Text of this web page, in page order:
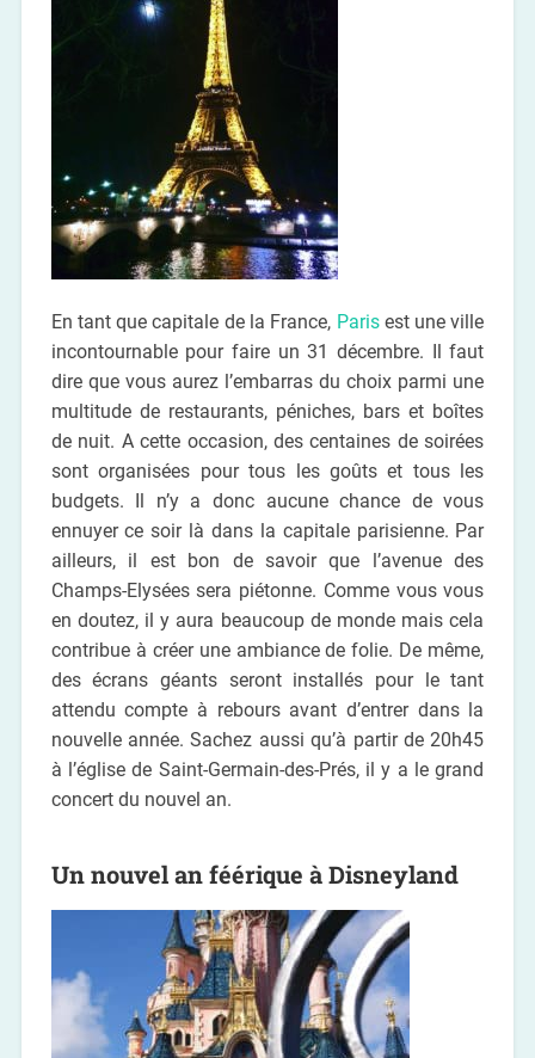
En tant que capitale de la France, Parisest une ville
incontournable pour faire un 31 décembre. Il faut
dire que vous aurez l’embarras du choix parmi une
multitude de restaurants, péniches, bars et boîtes
de nuit. A cette occasion, des centaines de soirées
sont organisées pour tous les goûts et tous les
budgets. Il n’y a donc aucune chance de vous
ennuyer ce soir là dans la capitale parisienne. Par
ailleurs, il est bon de savoir que l’avenue des
Champs-Elysées sera piétonne. Comme vous vous
en doutez, il y aura beaucoup de monde mais cela
contribue à créer une ambiance de folie. De même,
des écrans géants seront installés pour le tant
attendu compte à rebours avant d’entrer dans la
nouvelle année. Sachez aussi qu’à partir de 20h45
à l’église de Saint-Germain-des-Prés, il y a le grand
concert du nouvel an.
Un nouvel an féérique à Disneyland